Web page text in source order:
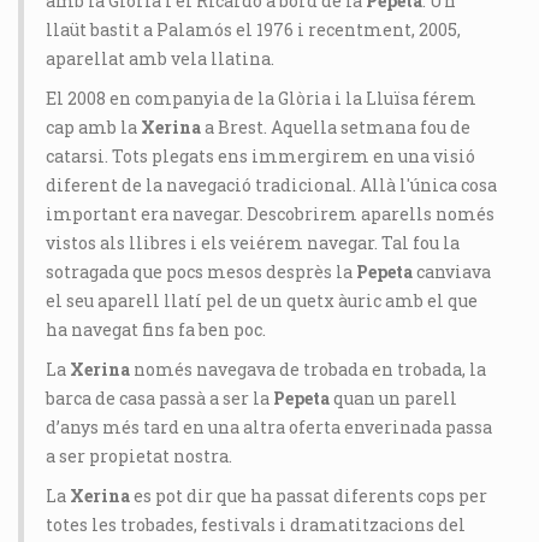
llaüt bastit a Palamós el 1976 i recentment, 2005,
aparellat amb vela llatina.
El 2008 en companyia de la Glòria i la Lluïsa férem
cap amb la Xerinaa Brest. Aquella setmana fou de
catarsi. Tots plegats ens immergirem en una visió
diferent de la navegació tradicional. Allà l'única cosa
important era navegar. Descobrirem aparells només
vistos als llibres i els veiérem navegar. Tal fou la
sotragada que pocs mesos desprès la Pepetacanviava
el seu aparell llatí pel de un quetx àuric amb el que
ha navegat fins fa ben poc.
La Xerina només navegava de trobada en trobada, la
barca de casa passà a ser la Pepetaquan un parell
d’anys més tard en una altra oferta enverinada passa
a ser propietat nostra.
La Xerinaes pot dir que ha passat diferents cops per
totes les trobades, festivals i dramatitzacions del